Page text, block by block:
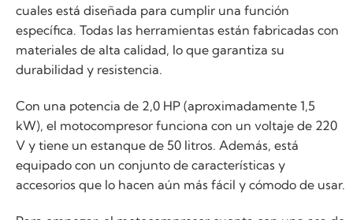
cuales está diseñada para cumplir una función
específica. Todas las herramientas están fabricadas con
materiales de alta calidad, lo que garantiza su
durabilidad y resistencia.
Con una potencia de 2,0 HP (aproximadamente 1,5
kW), el motocompresor funciona con un voltaje de 220
V y tiene un estanque de 50 litros. Además, está
equipado con un conjunto de características y
accesorios que lo hacen aún más fácil y cómodo de usar.